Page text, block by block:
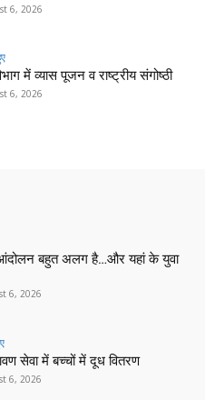
6, 2026
में व्यास पूजन व राष्ट्रीय संगोष्ठी
6, 2026
बहुत अलग है…और यहां के युवा
6, 2026
सेवा में बच्चों में दूध वितरण
6, 2026